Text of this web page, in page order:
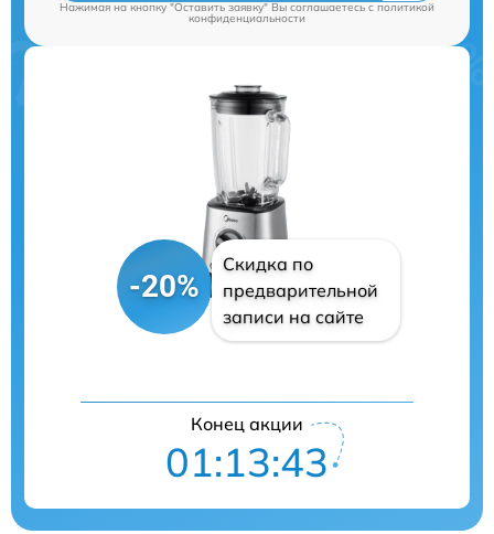
Нажимая на кнопку "Оставить заявку" Вы соглашаетесь cполитикой
конфиденциальности
-20%
Скидка по
предварительной
записи на сайте
Конец акции
01:13:42